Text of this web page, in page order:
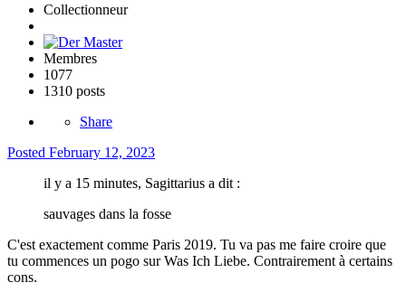
Collectionneur
Membres
1077
1310 posts
Share
Posted February 12, 2023
il y a 15 minutes, Sagittarius a dit :
sauvages dans la fosse
C'est exactement comme Paris 2019. Tu va pas me faire croire que
tu commences un pogo sur Was Ich Liebe. Contrairement à certains
cons.